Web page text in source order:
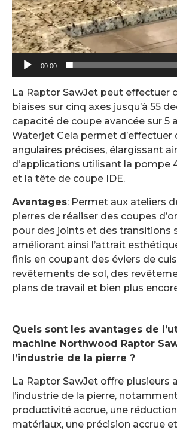
00:00
La Raptor SawJet peut effectuer
biaises sur cinq axes jusqu’à 55
capacité de coupe avancée sur 5
Waterjet Cela permet d’effectuer
angulaires précises, élargissant
d’applications utilisant la pompe
et la tête de coupe IDE.
Avantages: Permet aux ateliers
pierres de réaliser des coupes
pour des joints et des transitions
améliorant ainsi l’attrait
finis en coupant des éviers de
revêtements de sol, des
plans de travail et bien plus
Quels sont les avantages de
machine Northwood Raptor
l’industrie de la pierre ?
La Raptor SawJet offre plusieurs
l’industrie de la pierre,
productivité accrue, une
matériaux, une précision accrue